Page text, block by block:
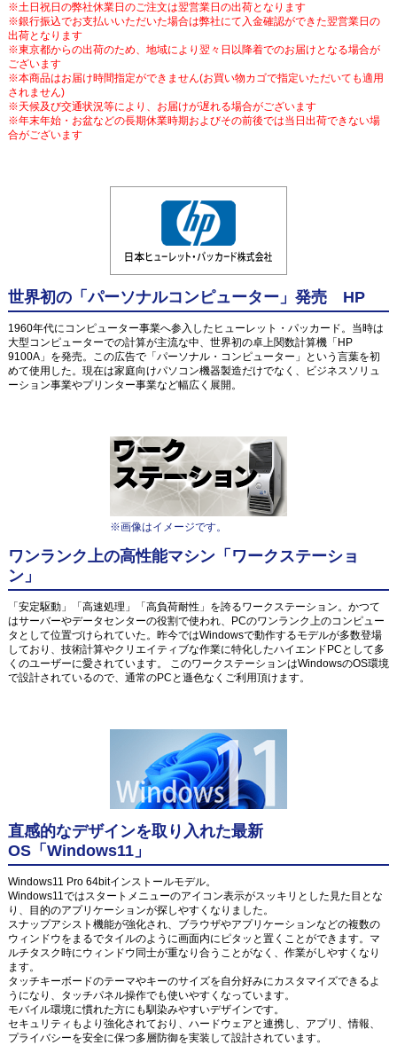
※土日祝日の弊社休業日のご注文は翌営業日の出荷となります
※銀行振込でお支払いいただいた場合は弊社にて入金確認ができた翌営業日の
出荷となります
※東京都からの出荷のため、地域により翌々日以降着でのお届けとなる場合が
ございます
※本商品はお届け時間指定ができません(お買い物カゴで指定いただいても適用
されません)
※天候及び交通状況等により、お届けが遅れる場合がございます
※年末年始・お盆などの長期休業時期およびその前後では当日出荷できない場
合がございます
世界初の「パーソナルコンピューター」発売 HP
1960年代にコンピューター事業へ参入したヒューレット・パッカード。当時は
大型コンピューターでの計算が主流な中、世界初の卓上関数計算機「HP
9100A」を発売。この広告で「パーソナル・コンピューター」という言葉を初
めて使用した。現在は家庭向けパソコン機器製造だけでなく、ビジネスソリュ
ーション事業やプリンター事業など幅広く展開。
※画像はイメージです。
ワンランク上の高性能マシン「ワークステーショ
ン」
「安定駆動」「高速処理」「高負荷耐性」を誇るワークステーション。かつて
はサーバーやデータセンターの役割で使われ、PCのワンランク上のコンピュー
タとして位置づけられていた。昨今ではWindowsで動作するモデルが多数登場
しており、技術計算やクリエイティブな作業に特化したハイエンドPCとして多
くのユーザーに愛されています。 このワークステーションはWindowsのOS環境
で設計されているので、通常のPCと遜色なくご利用頂けます。
直感的なデザインを取り入れた最新
OS「Windows11」
Windows11 Pro 64bitインストールモデル。
Windows11ではスタートメニューのアイコン表示がスッキリとした見た目とな
り、目的のアプリケーションが探しやすくなりました。
スナップアシスト機能が強化され、ブラウザやアプリケーションなどの複数の
ウィンドウをまるでタイルのように画面内にピタッと置くことができます。マ
ルチタスク時にウィンドウ同士が重なり合うことがなく、作業がしやすくなり
ます。
タッチキーボードのテーマやキーのサイズを自分好みにカスタマイズできるよ
うになり、タッチパネル操作でも使いやすくなっています。
モバイル環境に慣れた方にも馴染みやすいデザインです。
セキュリティもより強化されており、ハードウェアと連携し、アプリ、情報、
プライバシーを安全に保つ多層防御を実装して設計されています。